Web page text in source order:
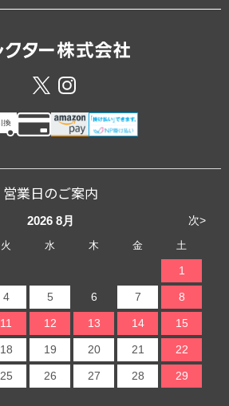
営業日のご案内
次>
2026 8月
火 水 木 金 土
1
4 5 6 7 8
11 12 13 14 15
18 19 20 21 22
25 26 27 28 29